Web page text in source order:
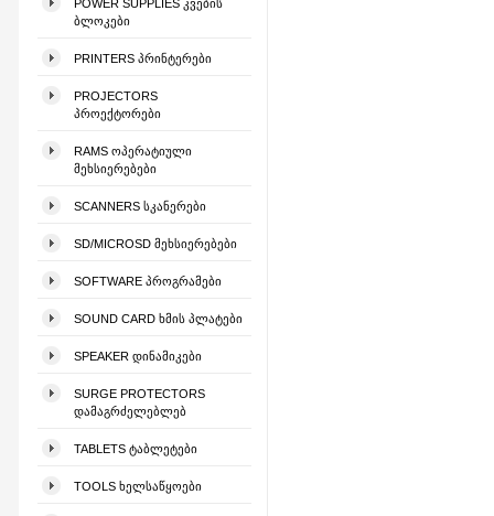
POWER SUPPLIES ᲙᲕᲔᲑᲘᲡ
ᲑᲚᲝᲙᲔᲑᲘ
PRINTERS ᲞᲠᲘᲜᲢᲔᲠᲔᲑᲘ
PROJECTORS
ᲞᲠᲝᲔᲥᲢᲝᲠᲔᲑᲘ
RAMS ᲝᲞᲔᲠᲐᲢᲘᲣᲚᲘ
ᲛᲔᲮᲡᲘᲔᲠᲔᲑᲔᲑᲘ
SCANNERS ᲡᲙᲐᲜᲔᲠᲔᲑᲘ
SD/MICROSD ᲛᲔᲮᲡᲘᲔᲠᲔᲑᲔᲑᲘ
SOFTWARE ᲞᲠᲝᲒᲠᲐᲛᲔᲑᲘ
SOUND CARD ᲮᲛᲘᲡ ᲞᲚᲐᲢᲔᲑᲘ
SPEAKER ᲓᲘᲜᲐᲛᲘᲙᲔᲑᲘ
SURGE PROTECTORS
ᲓᲐᲛᲐᲒᲠᲫᲔᲚᲔᲑᲚᲔᲑ
TABLETS ᲢᲐᲑᲚᲔᲢᲔᲑᲘ
TOOLS ᲮᲔᲚᲡᲐᲬᲧᲝᲔᲑᲘ